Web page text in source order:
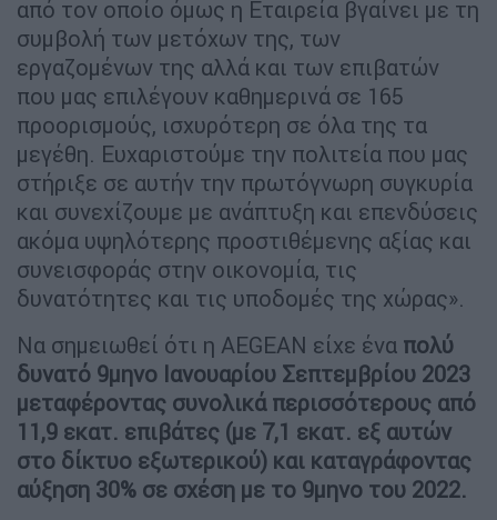
από τον οποίο όμως η Εταιρεία βγαίνει με τη
συμβολή των μετόχων της, των
εργαζομένων της αλλά και των επιβατών
που μας επιλέγουν καθημερινά σε 165
προορισμούς, ισχυρότερη σε όλα της τα
μεγέθη. Ευχαριστούμε την πολιτεία που μας
στήριξε σε αυτήν την πρωτόγνωρη συγκυρία
και συνεχίζουμε με ανάπτυξη και επενδύσεις
ακόμα υψηλότερης προστιθέμενης αξίας και
συνεισφοράς στην οικονομία, τις
δυνατότητες και τις υποδομές της χώρας».
Να σημειωθεί ότι η AEGEAN είχε ένα πολύ
δυνατό 9μηνο Ιανουαρίου Σεπτεμβρίου 2023
μεταφέροντας συνολικά περισσότερους από
11,9 εκατ. επιβάτες (με 7,1 εκατ. εξ αυτών
στο δίκτυο εξωτερικού) και καταγράφοντας
αύξηση 30% σε σχέση με το 9μηνο του 2022.